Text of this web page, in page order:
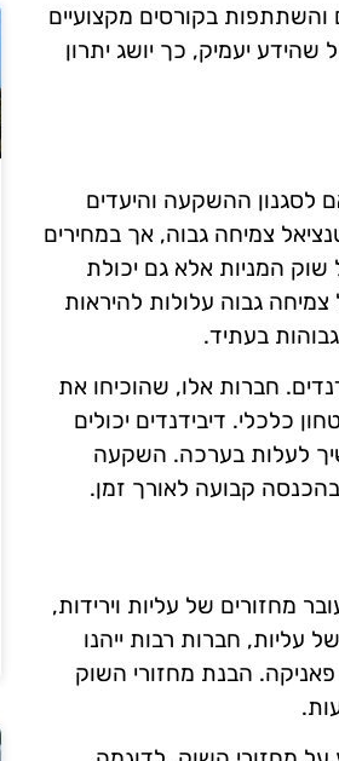
והשתתפות בקורסים מקצועיים
שהידע יעמיק, כך יושג יתרון
ההשקעה והיעדים
צמיחה גבוה, אך במחירים
המניות אלא גם יכולת
גבוה עלולות להיראות
בעתיד.
חברות אלו, שהוכיחו את
כלכלי. דיבידנדים יכולים
לעלות בערכה. השקעה
בהכנסה קבועה לאורך זמן.
מחזורים של עליות וירידות,
עליות, חברות רבות ייהנו
הבנת מחזורי השוק